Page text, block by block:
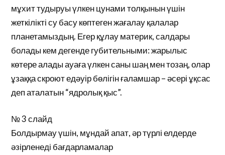
мұхит тудыруы үлкен цунами толқынын үшін
жеткілікті су басу көптеген жағалау қалалар
планетамыздың. Егер құлау материк, салдары
болады кем дегенде губительными: жарылыс
көтере алады ауаға үлкен саны шаң мен тозаң, олар
ұзаққа скроют едәуір бөлігін ғаламшар – әсері ұқсас
деп аталатын “ядролық қыс”.
№ 3 слайд
Болдырмау үшін, мұндай апат, әр түрлі елдерде
әзірленеді бағдарламалар